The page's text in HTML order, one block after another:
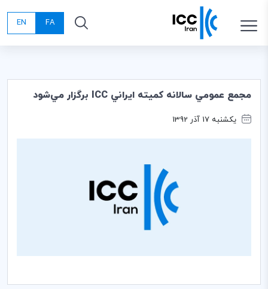
FA
EN
مجمع عمومي سالانه كميته ايراني ICC برگزار مي‌شود
یکشنبه 17 آذر 1392